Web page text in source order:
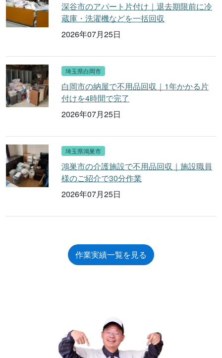
深谷市のアパート片付け｜退去期限前に冷
蔵庫・洗濯機などを一括回収
2026年07月25日
埼玉県白岡市
白岡市の納屋で不用品回収｜1年かかる片
付けを4時間で完了
2026年07月25日
埼玉県鴻巣市
鴻巣市の介護施設で不用品回収｜施設職員
様のご紹介で30分作業
2026年07月25日
作業実績一覧を見る